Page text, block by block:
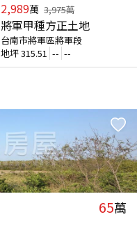
2,989萬 3,975萬
將軍甲種方正土地
台南市將軍區將軍段
地坪315.51 -- --
65萬